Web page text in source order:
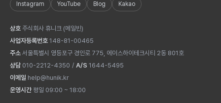
Instagram YouTube Blog Kakao
상호 주식회사 휴니크 (메일빈)
사업자등록번호 148-81-00465
주소 서울특별시 영등포구 경인로 775, 에이스하이테크시티 2동 801호
상담 010-2212-4350 / A/S 1644-5495
이메일 help@hunik.kr
운영시간 평일 09:00 ~ 18:00